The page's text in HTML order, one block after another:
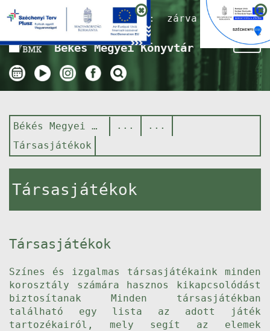
Nyitvatartás ma:zárva
Békés Megyei Könyvtár
Békés Megyei Könyvtár
Társasjátékok
Társasjátékok
Társasjátékok
Színes és izgalmas társasjátékaink minden
korosztály számára hasznos kikapcsolódást
biztosítanak Minden társasjátékban
található egy lista az adott játék
tartozékairól, mely segít az elemek